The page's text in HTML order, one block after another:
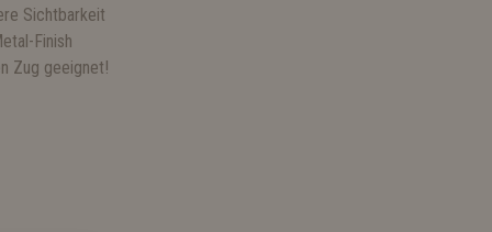
Sichtbarkeit
Finish
Zug geeignet!